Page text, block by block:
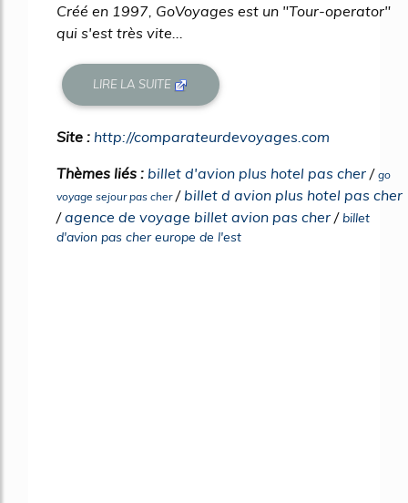
Créé en 1997, GoVoyages est un "Tour-operator"
qui s'est très vite...
LIRE LA SUITE
Site : http://comparateurdevoyages.com
Thèmes liés : billet d'avion plus hotel pas cher / go
voyage sejour pas cher/ billet d avion plus hotel pas cher
/agence de voyage billet avion pas cher /billet
d'avion pas cher europe de l'est